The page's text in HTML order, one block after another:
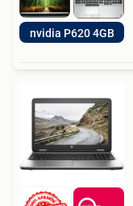
nvidia P620 4GB